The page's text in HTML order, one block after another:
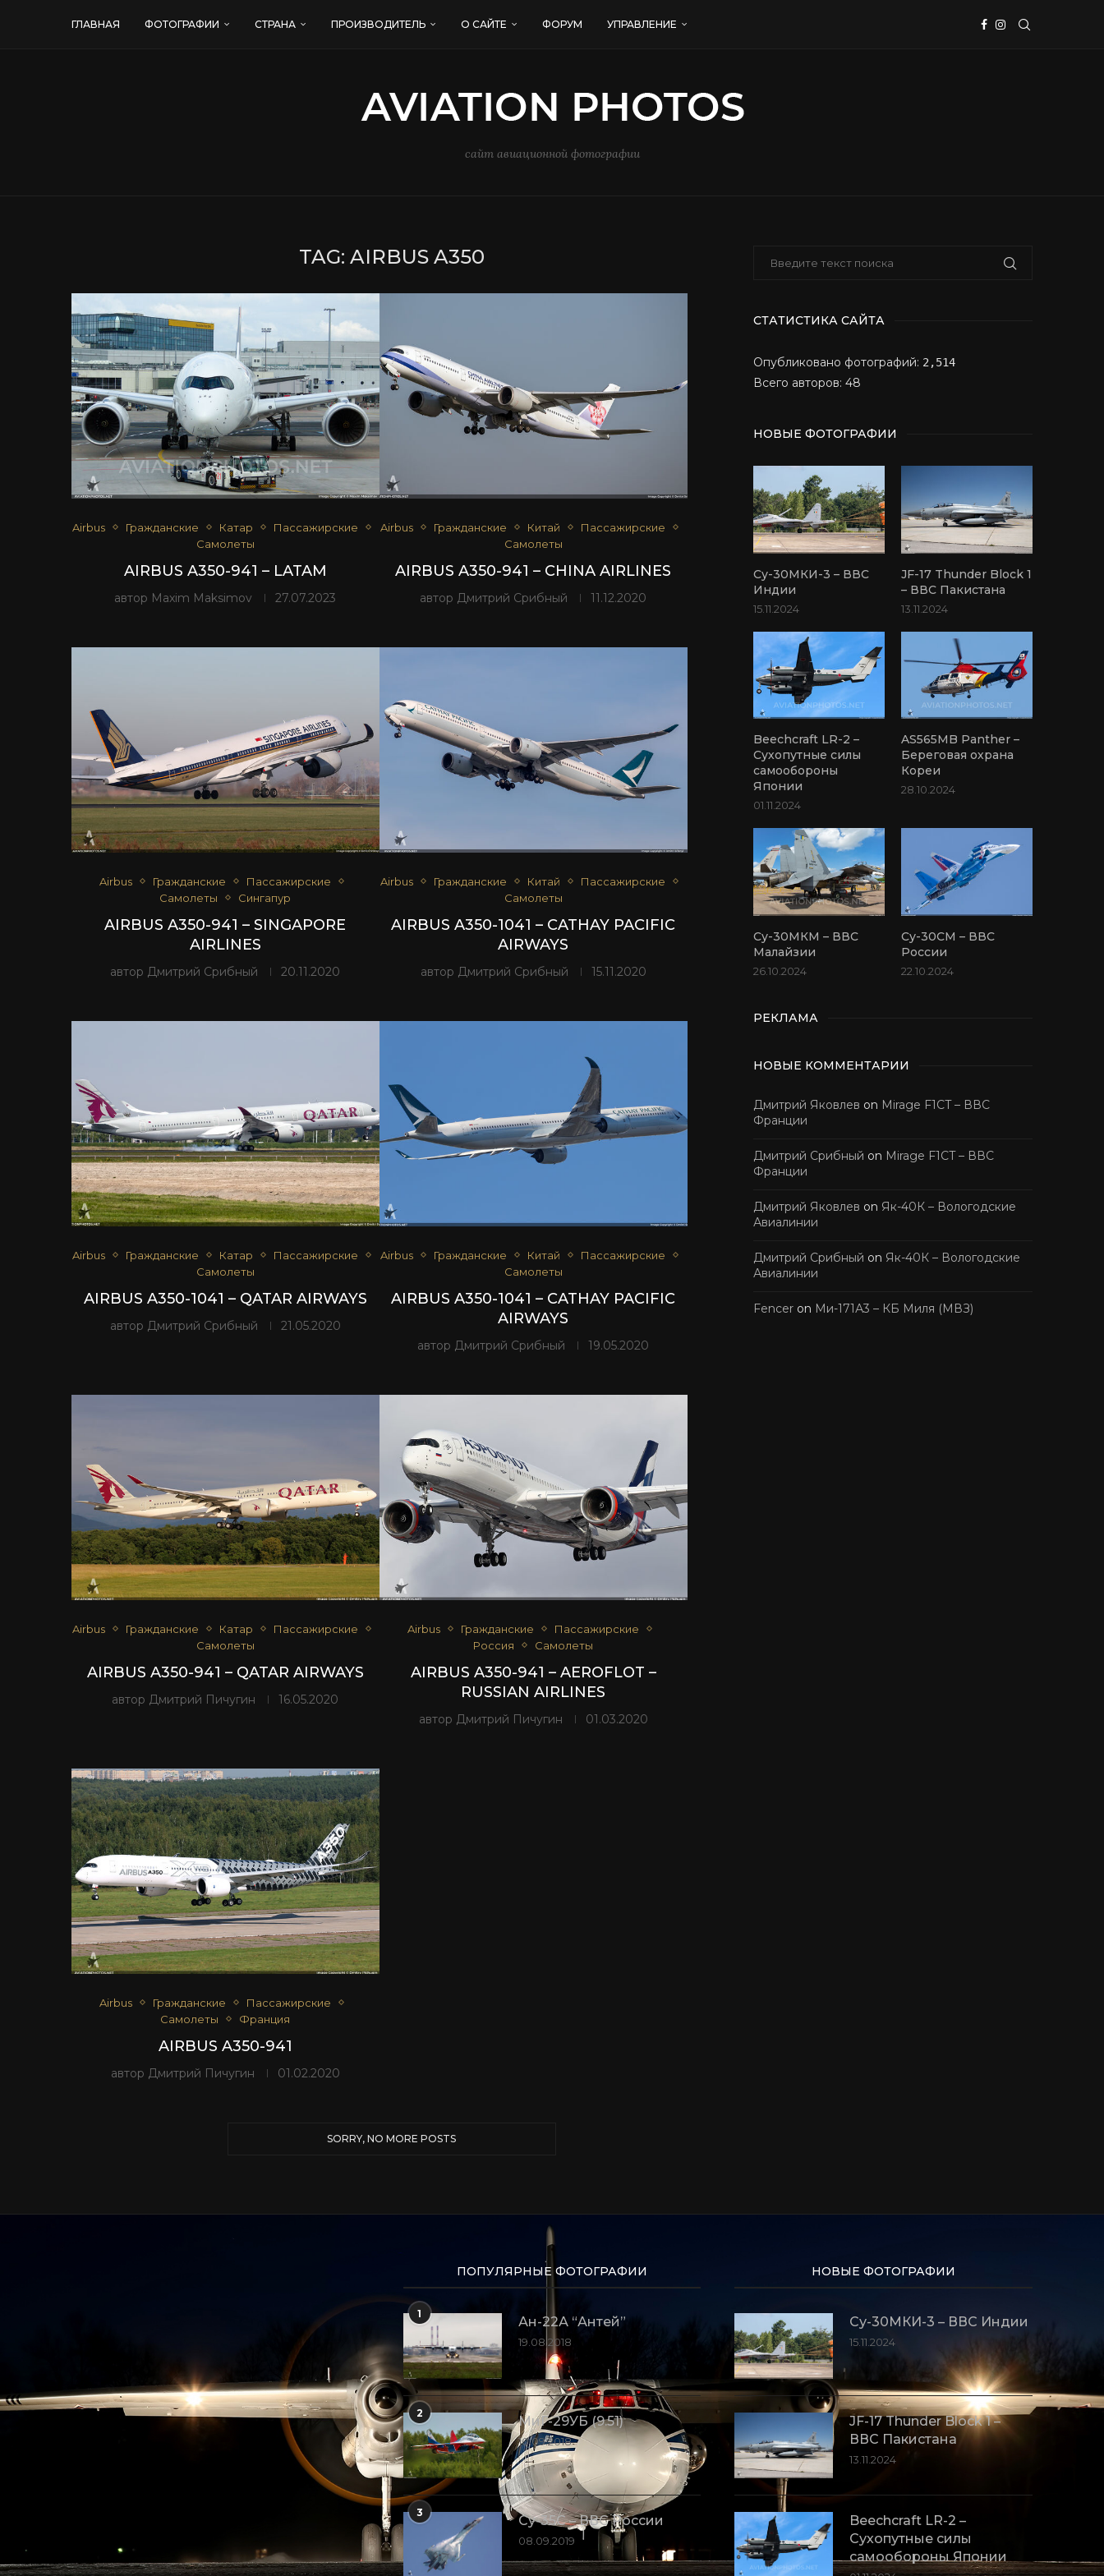
ГЛАВНАЯ ФОТОГРАФИИ СТРАНА ПРОИЗВОДИТЕЛЬ О САЙТЕ ФОРУМ УПРАВЛЕНИЕ
сайт авиационной фотографии
TAG: AIRBUS A350
Airbus Гражданские Катар
Пассажирские
Самолеты
AIRBUS A350-941 – LATAM
автор Maxim Maksimov 27.07.2023
Airbus Гражданские Китай
Пассажирские
Самолеты
AIRBUS A350-941 – CHINA AIRLINES
автор Дмитрий Срибный 11.12.2020
Airbus Гражданские
Пассажирские
Самолеты
Сингапур
AIRBUS A350-941 – SINGAPORE
AIRLINES
автор Дмитрий Срибный 20.11.2020
Airbus Гражданские Китай
Пассажирские
Самолеты
AIRBUS A350-1041 – CATHAY PACIFIC
AIRWAYS
автор Дмитрий Срибный 15.11.2020
Airbus Гражданские Катар
Пассажирские
Самолеты
AIRBUS A350-1041 – QATAR AIRWAYS
автор Дмитрий Срибный 21.05.2020
Airbus Гражданские Китай
Пассажирские
Самолеты
AIRBUS A350-1041 – CATHAY PACIFIC
AIRWAYS
автор Дмитрий Срибный 19.05.2020
Airbus Гражданские Катар
Пассажирские
Самолеты
AIRBUS A350-941 – QATAR AIRWAYS
автор Дмитрий Пичугин 16.05.2020
Airbus Гражданские
Пассажирские
Россия
Самолеты
AIRBUS A350-941 – AEROFLOT –
RUSSIAN AIRLINES
автор Дмитрий Пичугин 01.03.2020
Airbus Гражданские
Пассажирские
Самолеты
Франция
AIRBUS A350-941
автор Дмитрий Пичугин 01.02.2020
СТАТИСТИКА САЙТА
Опубликовано фотографий: 2,514
Всего авторов: 48
НОВЫЕ ФОТОГРАФИИ
Су-30МКИ-3 – ВВС
Индии
15.11.2024
JF-17 Thunder Block 1
– ВВС Пакистана
13.11.2024
Beechcraft LR-2 –
Сухопутные силы
самообороны
Японии
01.11.2024
AS565MB Panther –
Береговая охрана
Кореи
28.10.2024
Су-30МКМ – ВВС
Малайзии
26.10.2024
Су-30СМ – ВВС
России
22.10.2024
РЕКЛАМА
НОВЫЕ КОММЕНТАРИИ
Дмитрий Яковлев on Mirage F1CT – ВВС
Франции
Дмитрий Срибный on Mirage F1CT – ВВС
Франции
Дмитрий Яковлев on Як-40К – Вологодские
Авиалинии
Дмитрий Срибный on Як-40К – Вологодские
Авиалинии
Fencer on Ми-171А3 – КБ Миля (МВЗ)
Ан-22А “Антей”
19.08.2018
2
МиГ-29УБ (9.51)
10.09.2018
3
Су-35С – ВВС России
08.09.2019
15.11.2024
JF-17 Thunder Block 1 –
ВВС Пакистана
13.11.2024
Beechcraft LR-2 –
самообороны Японии